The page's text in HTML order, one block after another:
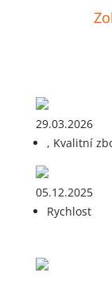
29.03.2026
, Kvalitní
05.12.2025
Rychlost